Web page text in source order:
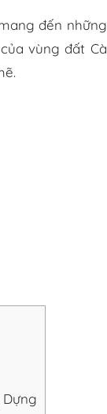
đến những
vùng đất Cà
Dựng